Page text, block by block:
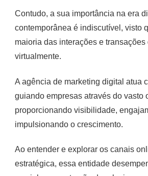
Contudo, a sua importância na era
contemporânea é indiscutível, visto
maioria das interações e transações
virtualmente.
A agência de marketing digital atua
guiando empresas através do vasto
proporcionando visibilidade,
impulsionando o crescimento.
Ao entender e explorar os canais
estratégica, essa entidade